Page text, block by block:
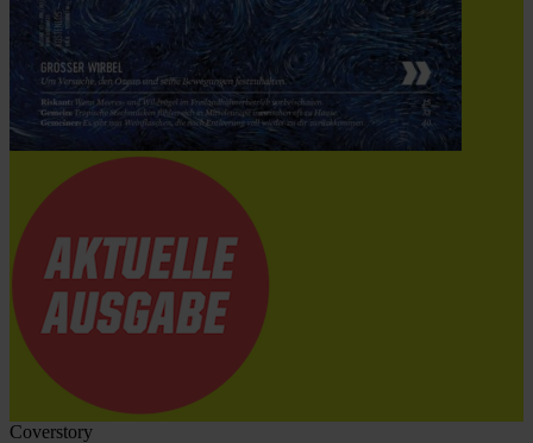
Coverstory